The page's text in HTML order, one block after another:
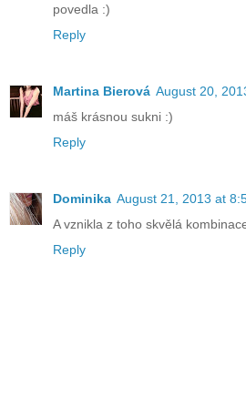
povedla :)
Reply
Martina Bierová August 20,
máš krásnou sukni :)
Reply
Dominika August 21, 2013 at
A vznikla z toho skvělá
Reply